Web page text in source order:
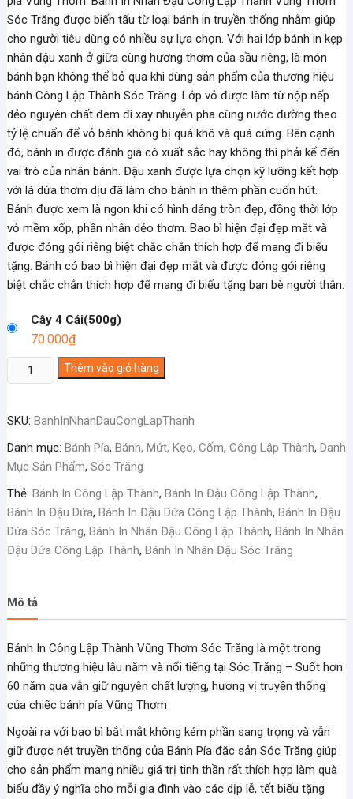
Sóc Trăng được biến tấu từ loại bánh in truyền thống nhằm giúp
cho người tiêu dùng có nhiều sự lựa chọn. Với hai lớp bánh in kẹp
nhân đậu xanh ở giữa cùng hương thơm của sầu riêng, là món
bánh bạn không thể bỏ qua khi dùng sản phẩm của thương hiệu
bánh Công Lập Thành Sóc Trăng. Lớp vỏ được làm từ nộp nếp
dẻo nguyên chất đem đi xay nhuyễn pha cùng nước đường theo
tỷ lệ chuẩn để vỏ bánh không bị quá khô và quá cứng. Bên cạnh
đó, bánh in được đánh giá có xuất sắc hay không thì phải kể đến
vai trò của nhân bánh. Đậu xanh được lựa chọn kỹ lưỡng kết hợp
với lá dứa thơm dịu đã làm cho bánh in thêm phần cuốn hút.
Bánh được xem là ngon khi có hình dáng tròn đẹp, đồng thời lớp
vỏ mềm xốp, phần nhân dẻo thơm. Bao bì hiện đại đẹp mắt và
được đóng gói riêng biệt chắc chắn thích hợp để mang đi biếu
tặng. Bánh có bao bì hiện đại đẹp mắt và được đóng gói riêng
biệt chắc chắn thích hợp để mang đi biếu tặng bạn bè người thân.
Cây 4 Cái(500g)
70.000₫
Bánh
In
Đậu
Công
Lập
số
lượng
Thêm vào giỏ hàng
SKU: BanhInNhanDauCongLapThanh
Danh mục: Bánh Pía, Bánh, Mứt, Kẹo, Cốm, Công Lập Thành, Danh
Mục Sản Phẩm, Sóc Trăng
Thẻ: Bánh In Công Lập Thành, Bánh In Đậu Công Lập Thành,
Bánh In Đậu Dứa, Bánh In Đậu Dứa Công Lập Thành, Bánh In Đậu
Dứa Sóc Trăng, Bánh In Nhân Đậu Công Lập Thành, Bánh In Nhân
Đậu Dứa Công Lập Thành, Bánh In Nhân Đậu Sóc Trăng
Mô tả
Bánh In Công Lập Thành Vũng Thơm Sóc Trăng là một trong
những thương hiệu lâu năm và nổi tiếng tại Sóc Trăng – Suốt hơn
60 năm qua vẫn giữ nguyên chất lượng, hương vị truyền thống
của chiếc bánh pía Vũng Thơm
Ngoài ra với bao bì bắt mắt không kém phần sang trọng và vẫn
giữ được nét truyền thống của Bánh Pía đặc sản Sóc Trăng giúp
cho sản phẩm mang nhiều giá trị tinh thần rất thích hợp làm quà
biếu đầy ý nghĩa cho mỗi gia đình vào các dịp lễ, tết biếu tặng